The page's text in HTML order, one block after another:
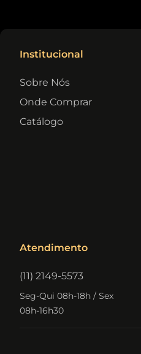
Institucional
Sobre Nós
Onde Comprar
Catálogo
Atendimento
(11) 2149-5573
Seg-Qui 08h-18h / Sex
08h-16h30